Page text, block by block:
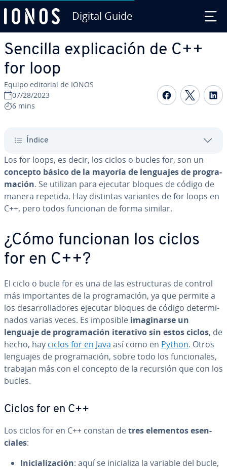
Digital Guide
Sencilla ex­pli­ca­ción de C++
for loop
Equipo editorial de IONOS
07/28/2023
6 mins
Compartir
Índice
Los for loops, es decir, los ciclos o bucles for, son un
concepto básico de la mayoría de lenguajes de pro­gra­
ma­ción. Se utilizan para ejecutar bloques de código de
manera repetida. Hay distintas variantes de for loops en
C++, pero todos funcionan de forma similar.
¿Cómo funcionan los ciclos
for en C++?
El ciclo o bucle for es una de las es­tru­c­tu­ras de control
más im­po­r­ta­n­tes de la pro­gra­ma­ción, ya que permite a
los de­sa­rro­lla­do­res ejecutar bloques de código de­te­r­mi­
na­dos varias veces. Es imposible ima­gi­nar­se un
lenguaje de pro­gra­ma­ción iterativo sin estos ciclos, de
hecho, hay ciclos for en Java así como en Python. Otros
lenguajes de pro­gra­ma­ción, sobre todo los fu­n­cio­na­les,
trabajan más con el concepto de la recursión que con los
bucles.
Ciclos for en C++
Los ciclos for en C++ constan detres elementos ese­n­
cia­les:
Ini­cia­li­za­ción: aquí se ini­cia­li­za la variable del bucle,